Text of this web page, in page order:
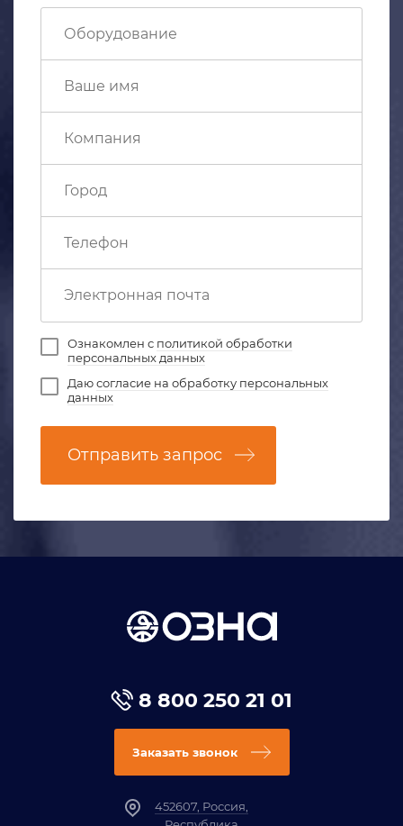
Ознакомлен с политикой обработки
персональных данных
Даюсогласие на обработку персональных
данных
Отправить запрос
8 800 250 21 01
Заказать звонок
452607, Россия,